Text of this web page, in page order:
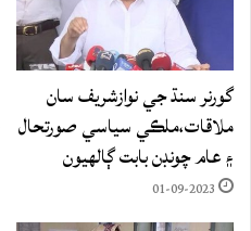
گورنر سنڌ جي نوازشريف سان
ملاقات،ملڪي سياسي صورتحال
۽ عام چونڊن بابت ڳالهيون
01-09-2023